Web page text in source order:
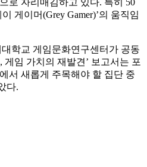
로 자리매김하고 있다. 특히 50
게이머(Grey Gamer)’의 움직임
학교 게임문화연구센터가 공동
게임 가치의 재발견’ 보고서는 포
서 새롭게 주목해야 할 집단 중
다.